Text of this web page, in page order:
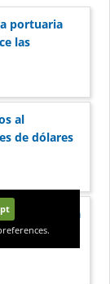
portuaria
las
al
de dólares
en Argentina
por su